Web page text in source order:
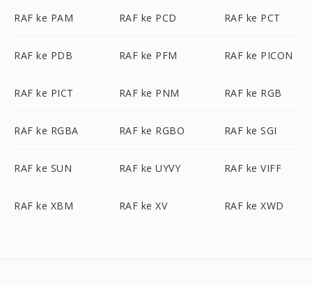
RAF ke PAM RAF ke PCD RAF ke PCT
RAF ke PDB RAF ke PFM RAF ke PICON
RAF ke PICT RAF ke PNM RAF ke RGB
RAF ke RGBA RAF ke RGBO RAF ke SGI
RAF ke SUN RAF ke UYVY RAF ke VIFF
RAF ke XBM RAF ke XV RAF ke XWD